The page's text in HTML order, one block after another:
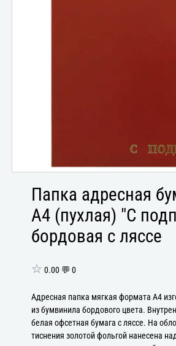
Папка адресная
А4 (пухлая) "С
бордовая с ляссе
☆ 0.00 💬 0
Адресная папка мягкая формата А4
из бумвинила бордового цвета.
белая офсетная бумага с ляссе. На
тиснения золотой фольгой нанесена